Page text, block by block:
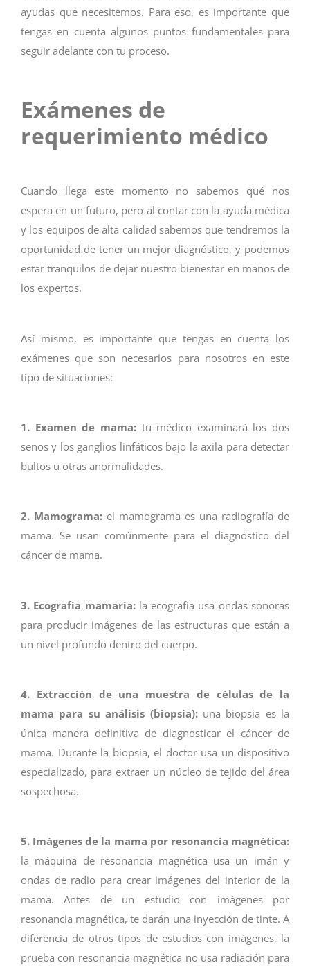
ayudas que necesitemos. Para eso, es importante que
tengas en cuenta algunos puntos fundamentales para
seguir adelante con tu proceso.
Exámenes de
requerimiento médico
Cuando llega este momento no sabemos qué nos
espera en un futuro, pero al contar con la ayuda médica
y los equipos de alta calidad sabemos que tendremos la
oportunidad de tener un mejor diagnóstico, y podemos
estar tranquilos de dejar nuestro bienestar en manos de
los expertos.
Así mismo, es importante que tengas en cuenta los
exámenes que son necesarios para nosotros en este
tipo de situaciones:
1. Examen de mama:tu médico examinará los dos
senos y los ganglios linfáticos bajo la axila para detectar
bultos u otras anormalidades.
2. Mamograma: el mamograma es una radiografía de
mama. Se usan comúnmente para el diagnóstico del
cáncer de mama.
3. Ecografía mamaria:la ecografía usa ondas sonoras
para producir imágenes de las estructuras que están a
un nivel profundo dentro del cuerpo.
4. Extracción de una muestra de células de la
mama para su análisis (biopsia):una biopsia es la
única manera definitiva de diagnosticar el cáncer de
mama. Durante la biopsia, el doctor usa un dispositivo
especializado, para extraer un núcleo de tejido del área
sospechosa.
5. Imágenes de la mama por resonancia magnética:
la máquina de resonancia magnética usa un imán y
ondas de radio para crear imágenes del interior de la
mama. Antes de un estudio con imágenes por
resonancia magnética, te darán una inyección de tinte. A
diferencia de otros tipos de estudios con imágenes, la
prueba con resonancia magnética no usa radiación para